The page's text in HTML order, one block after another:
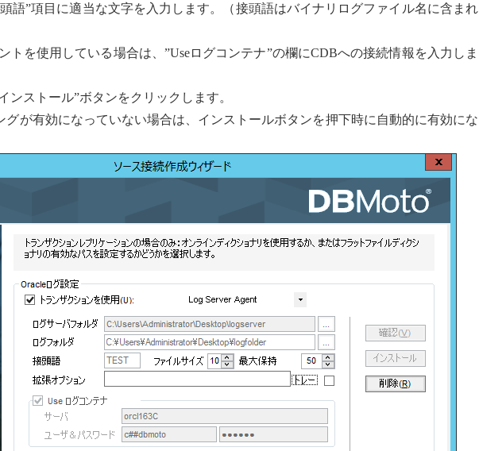
語”項目に適当な文字を入力します。（接頭語はバイナリログファイル名に含まれ
トを使用している場合は、”Useログコンテナ”の欄にCDBへの接続情報を入力しま
ンストール”ボタンをクリックします。
が有効になっていない場合は、インストールボタンを押下時に自動的に有効にな